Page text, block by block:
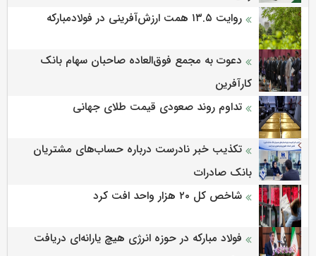
روایت ۱۳.۵ همت ارزش‌آفرینی در فولادمبارکه
دعوت به مجمع فوق‌العاده صاحبان سهام بانک
کارآفرین
تداوم روند صعودی قیمت طلای جهانی
تکذیب خبر نادرست درباره حساب‌های مشتریان
بانک صادرات
شاخص کل ۲۰ هزار واحد افت کرد
فولاد مبارکه در حوزه انرژی هیچ یارانه‌ای دریافت